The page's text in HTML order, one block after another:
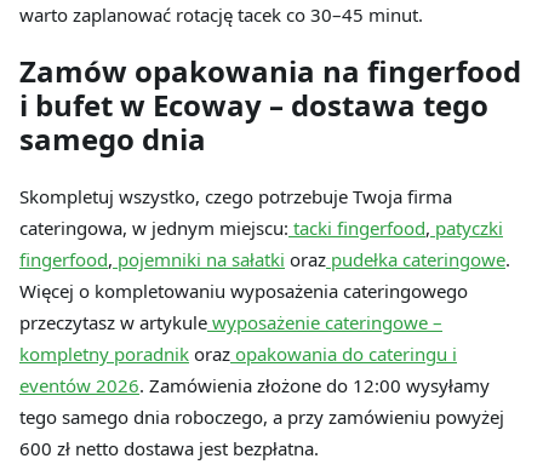
warto zaplanować rotację tacek co 30–45 minut.
Zamów opakowania na fingerfood
i bufet w Ecoway – dostawa tego
samego dnia
Skompletuj wszystko, czego potrzebuje Twoja firma
cateringowa, w jednym miejscu: tacki fingerfood, patyczki
fingerfood, pojemniki na sałatki oraz pudełka cateringowe.
Więcej o kompletowaniu wyposażenia cateringowego
przeczytasz w artykule wyposażenie cateringowe –
kompletny poradnik oraz opakowania do cateringu i
eventów 2026. Zamówienia złożone do 12:00 wysyłamy
tego samego dnia roboczego, a przy zamówieniu powyżej
600 zł netto dostawa jest bezpłatna.